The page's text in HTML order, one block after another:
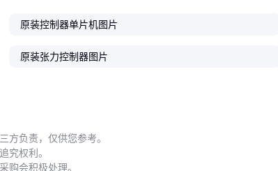
景平衡前期采购与后续维护成本，才是避免采购误区的
原装控制器单片机图片
原装张力控制器图片
方负责，仅供您参考。
究权利。
购会积极处理。